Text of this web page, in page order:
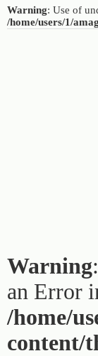
Warning: Use of
/home/users/1/
Warning
an Error
/home/
content/